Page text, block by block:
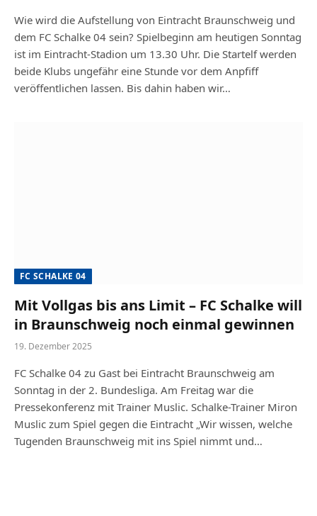
Wie wird die Aufstellung von Eintracht Braunschweig und
dem FC Schalke 04 sein? Spielbeginn am heutigen Sonntag
ist im Eintracht-Stadion um 13.30 Uhr. Die Startelf werden
beide Klubs ungefähr eine Stunde vor dem Anpfiff
veröffentlichen lassen. Bis dahin haben wir…
FC SCHALKE 04
Mit Vollgas bis ans Limit – FC Schalke will
in Braunschweig noch einmal gewinnen
19. Dezember 2025
FC Schalke 04 zu Gast bei Eintracht Braunschweig am
Sonntag in der 2. Bundesliga. Am Freitag war die
Pressekonferenz mit Trainer Muslic. Schalke-Trainer Miron
Muslic zum Spiel gegen die Eintracht „Wir wissen, welche
Tugenden Braunschweig mit ins Spiel nimmt und…